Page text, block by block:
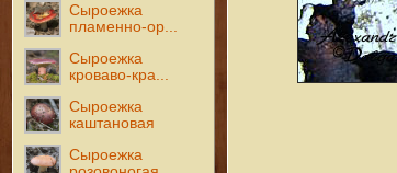
Сыроежка
пламенно-ор...
Сыроежка
кроваво-кра...
Сыроежка
каштановая
Сыроежка